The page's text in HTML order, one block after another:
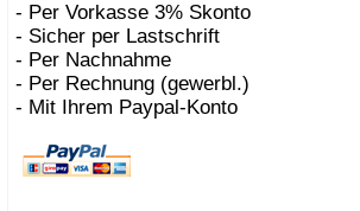
- Per Vorkasse 3% Skonto
- Sicher per Lastschrift
- Per Nachnahme
- Per Rechnung (gewerbl.)
- Mit Ihrem Paypal-Konto